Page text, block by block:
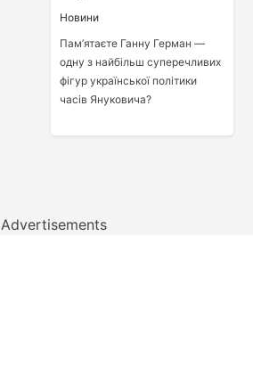
Новини
Пам’ятаєте Ганну Герман —
одну з найбільш суперечливих
фігур української політики
часів Януковича?
Advertisements